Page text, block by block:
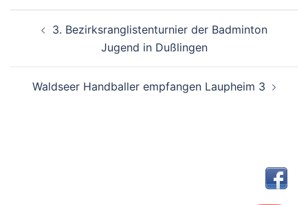
3. Bezirksranglistenturnier der Badminton
Jugend in Dußlingen
Waldseer Handballer empfangen Laupheim 3